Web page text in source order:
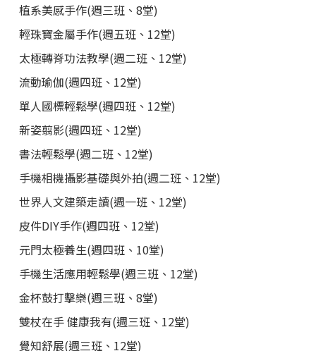
植系美感手作(週三班、8堂)
輕珠寶金屬手作(週五班、12堂)
太極轉脊功法教學(週二班、12堂)
流動瑜伽(週四班、12堂)
單人國標輕鬆學(週四班、12堂)
新姿翦影(週四班、12堂)
書法輕鬆學(週二班、12堂)
手機相機攝影基礎與外拍(週二班、12堂)
世界人文建築走讀(週一班、12堂)
皮件DIY手作(週四班、12堂)
元門太極養生(週四班、10堂)
手機生活應用輕鬆學(週三班、12堂)
金杯鼓打擊樂(週三班、8堂)
雙杖在手 健康我有(週三班、12堂)
覺知舒展(週三班、12堂)